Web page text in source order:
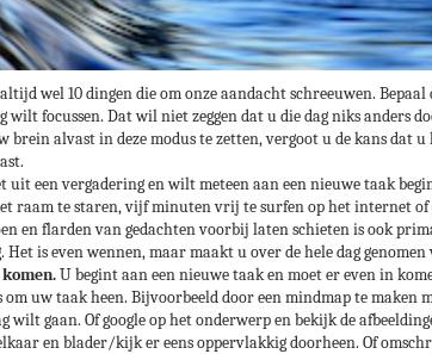
wel 10 dingen die om onze aandacht schreeuwen.
wilt focussen. Dat wil niet zeggen dat u die dag niks anders
brein alvast in deze modus te zetten, vergoot u de kans dat
uit een vergadering en wilt meteen aan een nieuwe taak
raam te staren, vijf minuten vrij te surfen op het internet of
en flarden van gedachten voorbij laten schieten is ook
is even wennen, maar maakt u over de hele dag
U begint aan een nieuwe taak en moet er even in
om uw taak heen. Bijvoorbeeld door een mindmap te maken
wilt gaan. Of google op het onderwerp en bekijk de
en blader/kijk er eens oppervlakkig doorheen. Of